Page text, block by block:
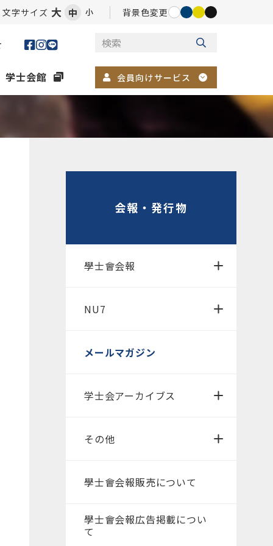
文字サイズ 大 中 小 背景色変更
学士会館 会員向けサービス
会報・発行物
學士會会報
NU7
メールマガジン
学士会アーカイブス
その他
學士會会報販売について
學士會会報広告掲載につい
て